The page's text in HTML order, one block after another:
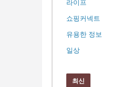
라이프
쇼핑커넥트
유용한 정보
일상
최신